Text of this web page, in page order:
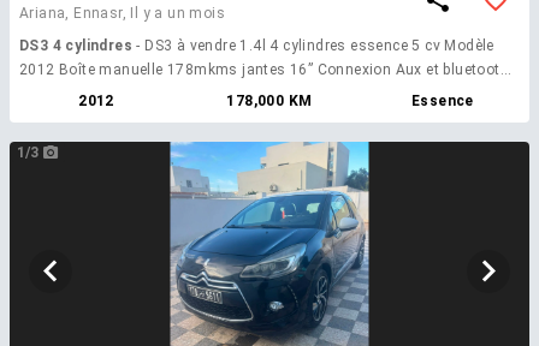
Ariana, Ennasr,
Il y a un mois
DS3 4 cylindres - DS3 à vendre 1.4l 4 cylindres essence 5 cv Modèle
2012 Boîte manuelle 178mkms jantes 16” Connexion Aux et bluetooth
Rétroviseurs rabattables électriques 4 pneus + batterie récemment
2012 178,000 KM Essence
1/3